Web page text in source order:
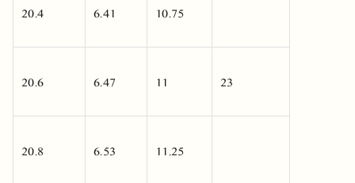
20.4 6.41 10.75
20.6 6.47 11 23
20.8 6.53 11.25